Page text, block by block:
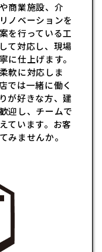
商業施設、介
ノベーションを
を行っている工
て対応し、現場
に仕上げます。
軟に対応しま
では一緒に働く
が好きな方、建
迎し、チームで
ています。お客
みませんか。